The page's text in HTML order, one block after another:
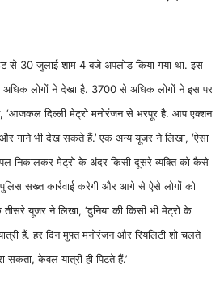
से 30 जुलाई शाम 4 बजे अपलोड किया गया था. इस
लोगों ने देखा है. 3700 से अधिक लोगों ने इस पर
‘आजकल दिल्ली मेट्रो मनोरंजन से भरपूर है. आप एक्शन
और गाने भी देख सकते हैं.’ एक अन्य यूजर ने लिखा, ‘ऐसा
निकालकर मेट्रो के अंदर किसी दूसरे व्यक्ति को कैसे
पुलिस सख्त कार्रवाई करेगी और आगे से ऐसे लोगों को
तीसरे यूजर ने लिखा, ‘दुनिया की किसी भी मेट्रो के
हैं. हर दिन मुफ्त मनोरंजन और रियलिटी शो चलते
सकता, केवल यात्री ही पिटते हैं.’